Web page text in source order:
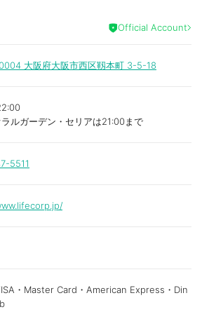
Official Account
大阪府大阪市西区靱本町 3-5-18
ルガーデン・セリアは21:00まで
5511
・Master Card・American Express・Din